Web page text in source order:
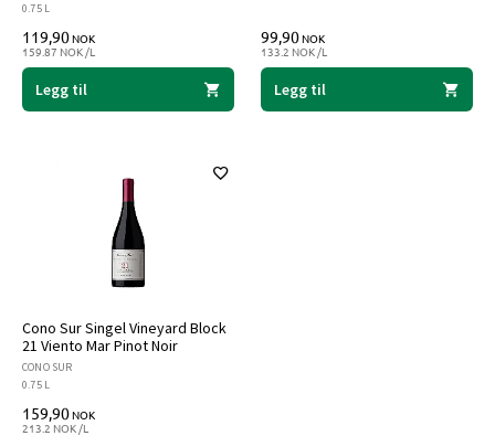
0.75 L
119,90NOK
159.87 NOK /L
Legg til
99,90NOK
133.2 NOK /L
Legg til
Cono Sur Singel Vineyard Block
21 Viento Mar Pinot Noir
CONO SUR
0.75 L
159,90NOK
213.2 NOK /L